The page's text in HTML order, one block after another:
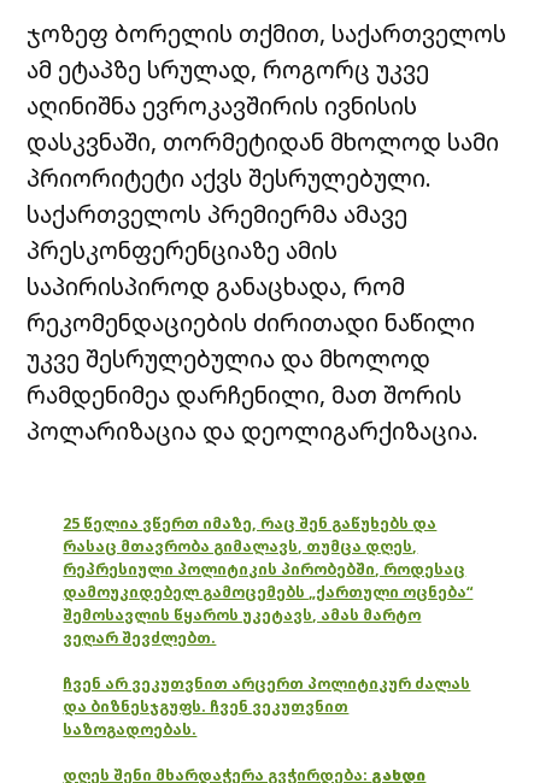
ჯოზეფ ბორელის თქმით, საქართველოს
ამ ეტაპზე სრულად, როგორც უკვე
აღინიშნა ევროკავშირის ივნისის
დასკვნაში, თორმეტიდან მხოლოდ სამი
პრიორიტეტი აქვს შესრულებული.
საქართველოს პრემიერმა ამავე
პრესკონფერენციაზე ამის
საპირისპიროდ განაცხადა, რომ
რეკომენდაციების ძირითადი ნაწილი
უკვე შესრულებულია და მხოლოდ
რამდენიმეა დარჩენილი, მათ შორის
პოლარიზაცია და დეოლიგარქიზაცია.
25 წელია ვწერთ იმაზე, რაც შენ გაწუხებს და
რასაც მთავრობა გიმალავს, თუმცა დღეს,
რეპრესიული პოლიტიკის პირობებში, როდესაც
დამოუკიდებელ გამოცემებს „ქართული ოცნება“
შემოსავლის წყაროს უკეტავს, ამას მარტო
ვეღარ შევძლებთ.
ჩვენ არ ვეკუთვნით არცერთ პოლიტიკურ ძალას
და ბიზნესჯგუფს. ჩვენ ვეკუთვნით
საზოგადოებას.
დღეს შენი მხარდაჭერა გვჭირდება: გახდი